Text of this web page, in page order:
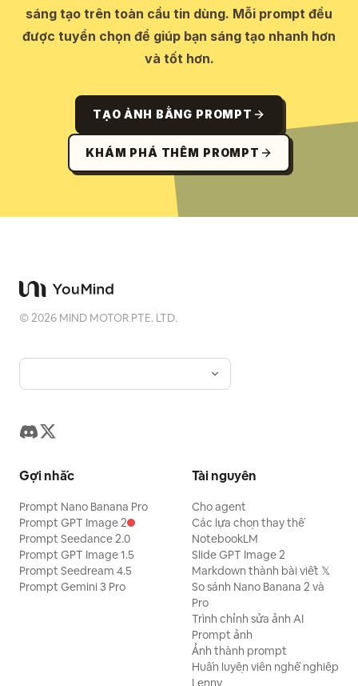
sáng tạo trên toàn cầu tin dùng. Mỗi prompt đều
được tuyển chọn để giúp bạn sáng tạo nhanh hơn
và tốt hơn.
TẠO ẢNH BẰNG PROMPT
KHÁM PHÁ THÊM PROMPT
©2026 MIND MOTOR PTE. LTD.
Gợi nhắc
Prompt Nano Banana Pro
Prompt GPT Image 2
Prompt Seedance 2.0
Prompt GPT Image 1.5
Prompt Seedream 4.5
Prompt Gemini 3 Pro
Tài nguyên
Cho agent
Các lựa chọn thay thế
NotebookLM
Slide GPT Image 2
Markdown thành bài viết 𝕏
So sánh Nano Banana 2 và
Pro
Trình chỉnh sửa ảnh AI
Prompt ảnh
Ảnh thành prompt
Huấn luyện viên nghề nghiệp
Lenny